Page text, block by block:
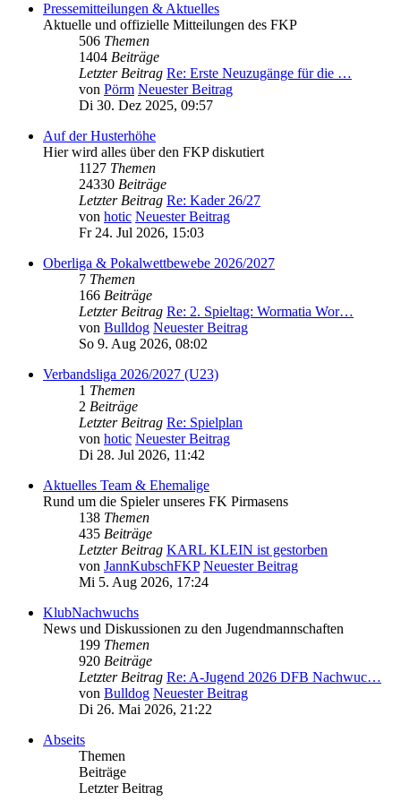
Pressemitteilungen & Aktuelles
Aktuelle und offizielle Mitteilungen des FKP
506 Themen
1404 Beiträge
Letzter Beitrag Re: Erste Neuzugänge für die …
von Pörm Neuester Beitrag
Di 30. Dez 2025, 09:57
Auf der Husterhöhe
Hier wird alles über den FKP diskutiert
1127 Themen
24330 Beiträge
Letzter Beitrag Re: Kader 26/27
von hotic Neuester Beitrag
Fr 24. Jul 2026, 15:03
Oberliga & Pokalwettbewebe 2026/2027
7 Themen
166 Beiträge
Letzter Beitrag Re: 2. Spieltag: Wormatia Wor…
von Bulldog Neuester Beitrag
So 9. Aug 2026, 08:02
Verbandsliga 2026/2027 (U23)
1 Themen
2 Beiträge
Letzter Beitrag Re: Spielplan
von hotic Neuester Beitrag
Di 28. Jul 2026, 11:42
Aktuelles Team & Ehemalige
Rund um die Spieler unseres FK Pirmasens
138 Themen
435 Beiträge
Letzter Beitrag KARL KLEIN ist gestorben
von JannKubschFKP Neuester Beitrag
Mi 5. Aug 2026, 17:24
KlubNachwuchs
News und Diskussionen zu den Jugendmannschaften
199 Themen
920 Beiträge
Letzter Beitrag Re: A-Jugend 2026 DFB Nachwuc…
von Bulldog Neuester Beitrag
Di 26. Mai 2026, 21:22
Abseits
Themen
Beiträge
Letzter Beitrag